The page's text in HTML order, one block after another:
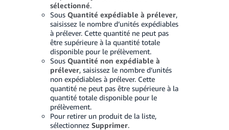
sélectionné.
Sous Quantité expédiable à prélever,
saisissez le nombre d’unités expédiables
à prélever. Cette quantité ne peut pas
être supérieure à la quantité totale
disponible pour le prélèvement.
Sous Quantité non expédiable à
prélever, saisissez le nombre d’unités
non expédiables à prélever. Cette
quantité ne peut pas être supérieure à la
quantité totale disponible pour le
prélèvement.
Pour retirer un produit de la liste,
sélectionnez Supprimer.